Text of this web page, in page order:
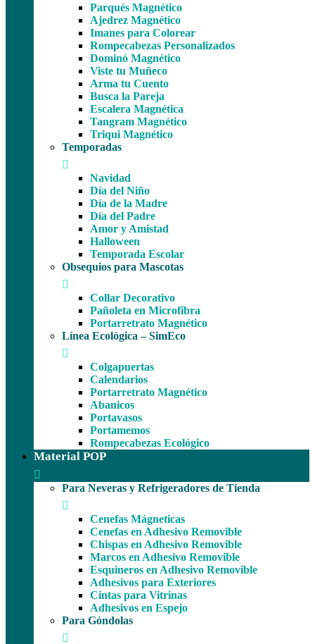
Parqués Magnético
Ajedrez Magnético
Imanes para Colorear
Rompecabezas Personalizados
Dominó Magnético
Viste tu Muñeco
Arma tu Cuento
Busca la Pareja
Escalera Magnética
Tangram Magnético
Triqui Magnético
Temporadas
Navidad
Día del Niño
Día de la Madre
Día del Padre
Amor y Amistad
Halloween
Temporada Escolar
Obsequios para Mascotas
Collar Decorativo
Pañoleta en Microfibra
Portarretrato Magnético
Línea Ecológica – SimEco
Colgapuertas
Calendarios
Portarretrato Magnético
Abanicos
Portavasos
Portamemos
Rompecabezas Ecológico
Material POP
Para Neveras y Refrigeradores de Tienda
Cenefas Mágneticas
Cenefas en Adhesivo Removible
Chispas en Adhesivo Removible
Marcos en Adhesivo Removible
Esquineros en Adhesivo Removible
Adhesivos para Exteriores
Cintas para Vitrinas
Adhesivos en Espejo
Para Góndolas